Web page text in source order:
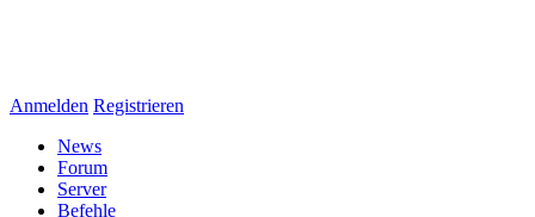
Anmelden Registrieren
News
Forum
Server
Befehle